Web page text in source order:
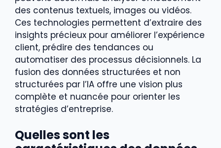
des contenus textuels, images ou vidéos.
Ces technologies permettent d’extraire des
insights précieux pour améliorer l’expérience
client, prédire des tendances ou
automatiser des processus décisionnels. La
fusion des données structurées et non
structurées par l’IA offre une vision plus
complète et nuancée pour orienter les
stratégies d’entreprise.
Quelles sont les